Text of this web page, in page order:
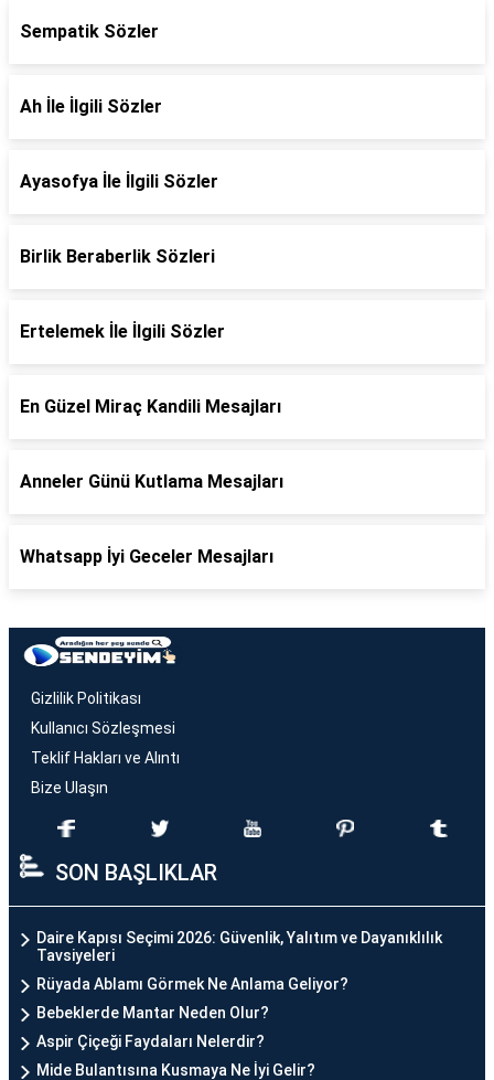
Sempatik Sözler
Ah İle İlgili Sözler
Ayasofya İle İlgili Sözler
Birlik Beraberlik Sözleri
Ertelemek İle İlgili Sözler
En Güzel Miraç Kandili Mesajları
Anneler Günü Kutlama Mesajları
Whatsapp İyi Geceler Mesajları
Gizlilik Politikası
Kullanıcı Sözleşmesi
Teklif Hakları ve Alıntı
Bize Ulaşın
SON BAŞLIKLAR
Daire Kapısı Seçimi 2026: Güvenlik, Yalıtım ve Dayanıklılık
Tavsiyeleri
Rüyada Ablamı Görmek Ne Anlama Geliyor?
Bebeklerde Mantar Neden Olur?
Aspir Çiçeği Faydaları Nelerdir?
Mide Bulantısına Kusmaya Ne İyi Gelir?